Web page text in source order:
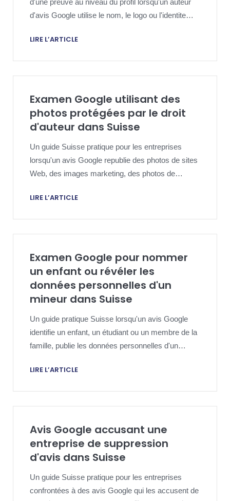
d'une preuve au niveau du profil lorsqu'un auteur
d'avis Google utilise le nom, le logo ou l'identite
a elle.
LIRE L’ARTICLE
Examen Google utilisant des
photos protégées par le droit
d'auteur dans Suisse
Un guide Suisse pratique pour les entreprises
lorsqu'un avis Google republie des photos de sites
Web, des images marketing, des photos de
éléments visuels originaux et crée un risque de
LIRE L’ARTICLE
Examen Google pour nommer
un enfant ou révéler les
données personnelles d'un
mineur dans Suisse
Un guide pratique Suisse lorsqu'un avis Google
identifie un enfant, un étudiant ou un membre de la
famille, publie les données personnelles d'un
respectueuse de la confidentialité.
LIRE L’ARTICLE
Avis Google accusant une
entreprise de suppression
d'avis dans Suisse
Un guide Suisse pratique pour les entreprises
confrontées à des avis Google qui les accusent de